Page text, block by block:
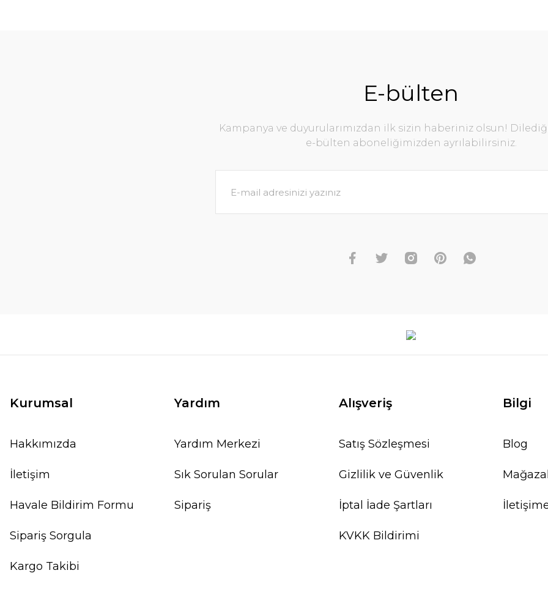
E-bülten
Kampanya ve duyurularımızdan ilk sizin haberiniz olsun!
e-bülten aboneliğimizden ayrılabilirsiniz.
Kurumsal
Hakkımızda
İletişim
Havale Bildirim Formu
Sipariş Sorgula
Kargo Takibi
Yardım
Yardım Merkezi
Sık Sorulan Sorular
Sipariş
Alışveriş
Satış Sözleşmesi
Gizlilik ve Güvenlik
İptal İade Şartları
KVKK Bildirimi
Bilgi
Blog